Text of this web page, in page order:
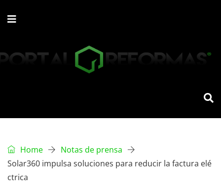
Home
Notas de prensa
Solar360 impulsa soluciones para reducir la factura elé
ctrica